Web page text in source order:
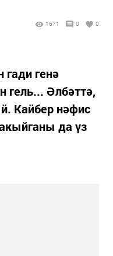
1671 0 0
гади генә
гель... Әлбәттә,
Кайбер нәфис
да үз